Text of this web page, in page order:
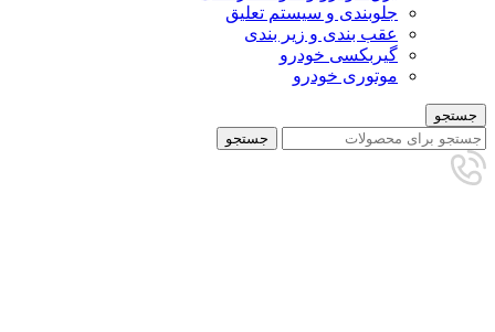
جلوبندی و سیستم تعلیق
عقب بندی و زیر بندی
گیربکسی خودرو
موتوری خودرو
جستجو
جستجو